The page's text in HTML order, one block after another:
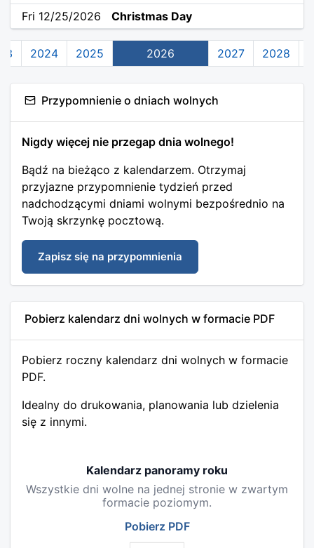
Fri 12/25/2026
Christmas Day
2024 2025 2026 2027 2028
Przypomnienie o dniach wolnych
Nigdy więcej nie przegap dnia wolnego!
Bądź na bieżąco z kalendarzem. Otrzymaj
przyjazne przypomnienie tydzień przed
nadchodzącymi dniami wolnymi bezpośrednio na
Twoją skrzynkę pocztową.
Zapisz się na przypomnienia
Pobierz kalendarz dni wolnych w formacie PDF
Pobierz roczny kalendarz dni wolnych w formacie
PDF.
Idealny do drukowania, planowania lub dzielenia
się z innymi.
Kalendarz panoramy roku
Wszystkie dni wolne na jednej stronie w zwartym
formacie poziomym.
Pobierz PDF